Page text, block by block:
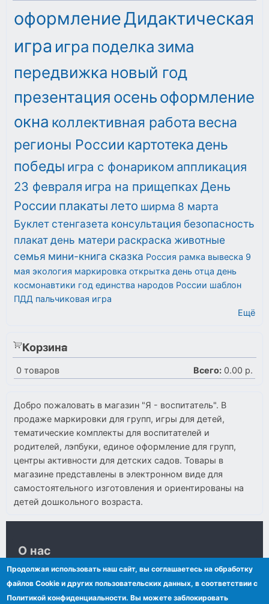
оформлениеДидактическая
игра игра поделка зима
передвижка новый год
презентация осеньоформление
окна коллективная работа весна
регионы России картотекадень
победы игра с фонариком аппликация
23 февраля игра на прищепках День
России плакаты лето ширма 8 марта
Буклет стенгазета консультация безопасность
плакатдень матери раскраска животные
семья мини-книга сказка Россия рамка вывеска 9
мая экология маркировка открытка день отца день
космонавтики год единства народов России шаблон
ПДД пальчиковая игра
Ещё
Корзина
0 товаров Всего: 0.00 р.
Добро пожаловать в магазин "Я - воспитатель". В
продаже маркировки для групп, игры для детей,
тематические комплекты для воспитателей и
родителей, лэпбуки, единое оформление для групп,
центры активности для детских садов. Товары в
магазине представлены в электронном виде для
самостоятельного изготовления и ориентированы на
детей дошкольного возраста.
О нас
Контакты
Сообщения VKontakte
Политика обработки персональных данных
Продолжая использовать наш сайт, вы соглашаетесь на обработку
файлов Сookie и других пользовательских данных, в соответствии с
Политикой конфиденциальности. Вы можете заблокировать